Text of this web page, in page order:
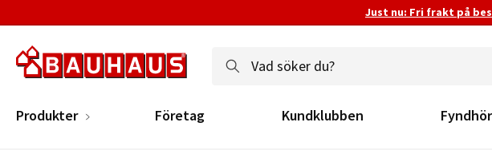
Just nu: Fri frakt på
Produkter Företag Kundklubben